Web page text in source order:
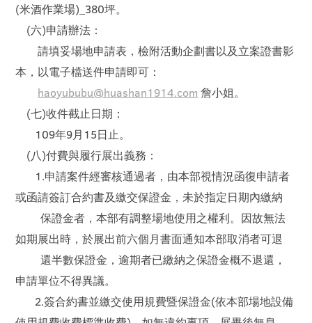
(米酒作業場)_380坪。
(六)申請辦法：
請填妥場地申請表，檢附活動企劃書以及立案證書影
本，以電子檔送件申請即可：
haoyububu@huashan1914.com 詹小姐。
(七)收件截止日期：
109年9月15日止。
(八)付費與履行展出義務：
1.申請案件經審核通過者，由本部視情況函復申請者
或函請簽訂合約書及繳交保證金，未於指定日期內繳納
保證金者，本部有調整場地使用之權利。因故無法
如期展出時，於展出前六個月書面通知本部取消者可退
還半數保證金，逾期者已繳納之保證金概不退還，
申請單位不得異議。
2.簽合約書並繳交使用規費暨保證金(依本部場地設備